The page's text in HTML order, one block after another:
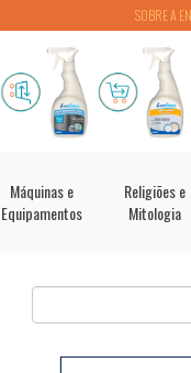
SOBRE A
Máquinas e
Equipamentos
Religiões e
Mitologia